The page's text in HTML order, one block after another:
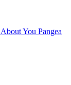
You Pangea